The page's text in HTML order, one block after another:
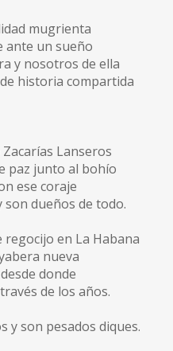
mugrienta
ante un sueño
y nosotros de ella
historia compartida
Lanseros
paz junto al bohío
ese coraje
son dueños de todo.
en La Habana
nueva
donde
de los años.
y son pesados diques.